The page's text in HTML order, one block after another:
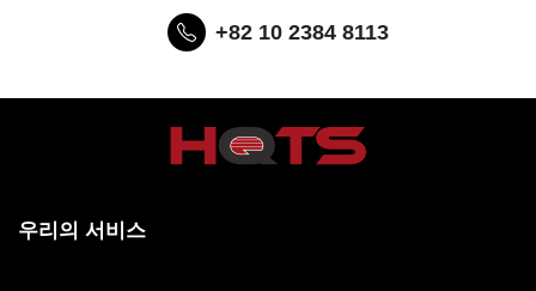
+82 10 2384 8113
우리의 서비스